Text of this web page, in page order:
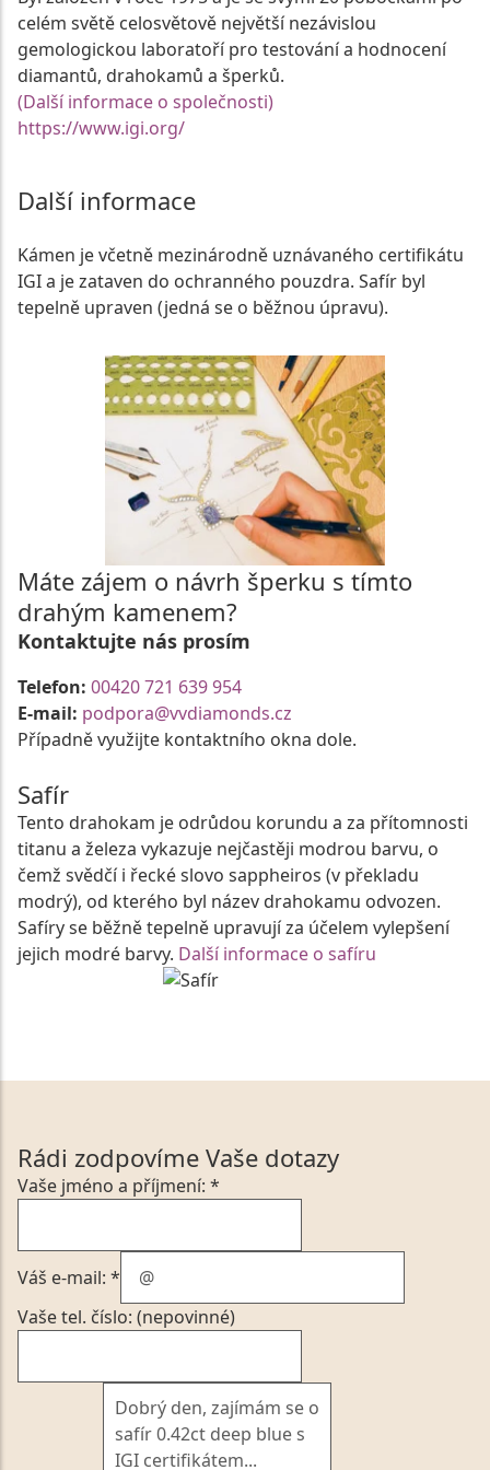
celém světě celosvětově největší nezávislou
gemologickou laboratoří pro testování a hodnocení
diamantů, drahokamů a šperků.
(Další informace o společnosti)
https://www.igi.org/
Další informace
Kámen je včetně mezinárodně uznávaného certifikátu
IGI a je zataven do ochranného pouzdra. Safír byl
tepelně upraven (jedná se o běžnou úpravu).
Máte zájem o návrh šperku s tímto
drahým kamenem?
Kontaktujte nás prosím
Telefon: 00420 721 639 954
E-mail: podpora@vvdiamonds.cz
Případně využijte kontaktního okna dole.
Safír
Tento drahokam je odrůdou korundu a za přítomnosti
titanu a železa vykazuje nejčastěji modrou barvu, o
čemž svědčí i řecké slovo sappheiros (v překladu
modrý), od kterého byl název drahokamu odvozen.
Safíry se běžně tepelně upravují za účelem vylepšení
jejich modré barvy. Další informace o safíru
Rádi zodpovíme Vaše dotazy
Vaše jméno a příjmení: *
Váš e-mail: *
Vaše tel. číslo: (nepovinné)